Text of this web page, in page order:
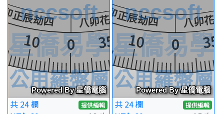
共 24 欄 提供編輯 共 24 欄 提供編輯